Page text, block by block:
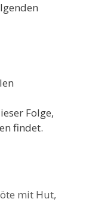
Folge,
findet.
mit Hut,